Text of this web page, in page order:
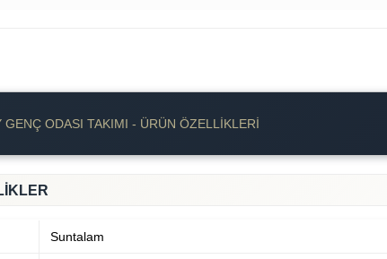
GENÇ ODASI TAKIMI - ÜRÜN ÖZELLIKLERI
Suntalam